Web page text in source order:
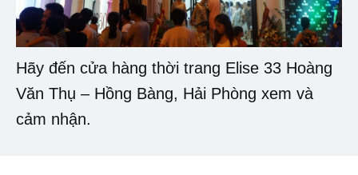
Hãy đến cửa hàng thời trang Elise 33 Hoàng
Văn Thụ – Hồng Bàng, Hải Phòng xem và
cảm nhận.